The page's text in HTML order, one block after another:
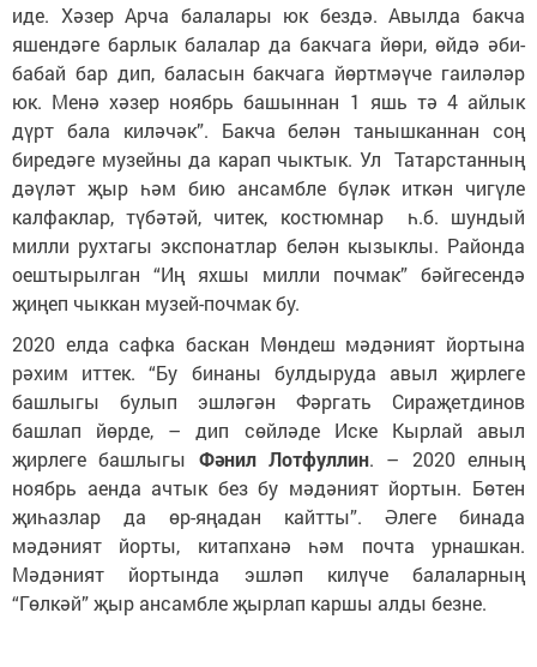
иде. Хәзер Арча балалары юк бездә. Авылда бакча
яшендәге барлык балалар да бакчага йөри, өйдә әби-
бабай бар дип, баласын бакчага йөртмәүче гаиләләр
юк. Менә хәзер ноябрь башыннан 1 яшь тә 4 айлык
дүрт бала киләчәк”. Бакча белән танышканнан соң
биредәге музейны да карап чыктык. Ул Татарстанның
дәүләт җыр һәм бию ансамбле бүләк иткән чигүле
калфаклар, түбәтәй, читек, костюмнар һ.б. шундый
милли рухтагы экспонатлар белән кызыклы. Районда
оештырылган “Иң яхшы милли почмак” бәйгесендә
җиңеп чыккан музей-почмак бу.
2020 елда сафка баскан Мөндеш мәдәният йортына
рәхим иттек. “Бу бинаны булдыруда авыл җирлеге
башлыгы булып эшләгән Фәргать Сираҗетдинов
башлап йөрде, – дип сөйләде Иске Кырлай авыл
җирлеге башлыгы Фәнил Лотфуллин. – 2020 елның
ноябрь аенда ачтык без бу мәдәният йортын. Бөтен
җиһазлар да өр-яңадан кайтты”. Әлеге бинада
мәдәният йорты, китапханә һәм почта урнашкан.
Мәдәният йортында эшләп килүче балаларның
“Гөлкәй” җыр ансамбле җырлап каршы алды безне.